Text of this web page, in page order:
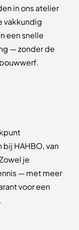
in ons atelier
vakkundig
een snelle
— zonder de
HAHBO, van
je
—met meer
voor een